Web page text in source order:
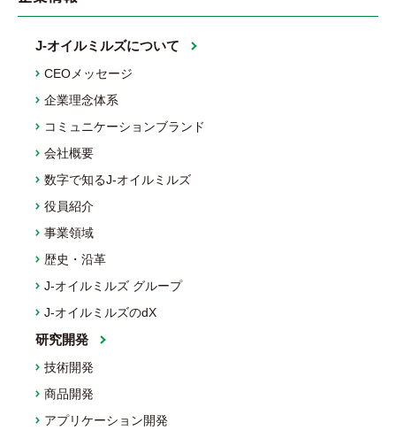
J-オイルミルズについて
CEOメッセージ
企業理念体系
コミュニケーションブランド
会社概要
数字で知るJ-オイルミルズ
役員紹介
事業領域
歴史・沿革
J-オイルミルズ グループ
J-オイルミルズのdX
研究開発
技術開発
商品開発
アプリケーション開発